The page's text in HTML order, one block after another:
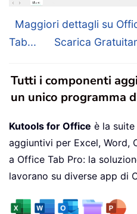
Maggiori dettagli su
Tab...
Scarica
Tutti i componenti
un unico programma
Kutools for Office è la
aggiuntivi per Excel, Word,
a Office Tab Pro: la
lavorano su diverse app di